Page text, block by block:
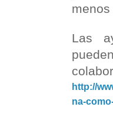
Las
http://
na-